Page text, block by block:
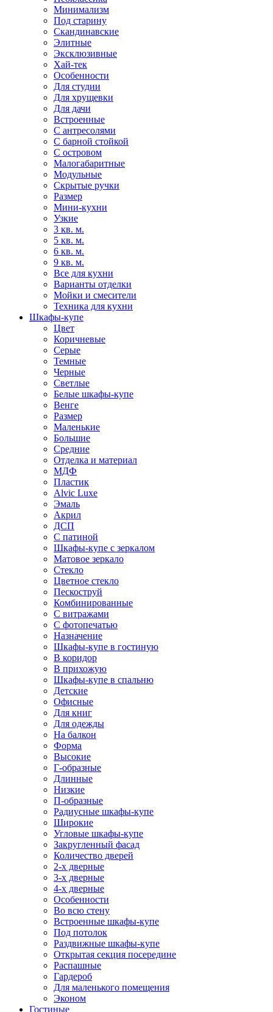
Минимализм
Под старину
Скандинавские
Элитные
Эксклюзивные
Хай-тек
Особенности
Для студии
Для хрущевки
Для дачи
Встроенные
С антресолями
С барной стойкой
С островом
Малогабаритные
Модульные
Скрытые ручки
Размер
Мини-кухни
Узкие
3 кв. м.
5 кв. м.
6 кв. м.
9 кв. м.
Все для кухни
Варианты отделки
Мойки и смесители
Техника для кухни
Шкафы-купе
Цвет
Коричневые
Серые
Темные
Черные
Светлые
Белые шкафы-купе
Венге
Размер
Маленькие
Большие
Средние
Отделка и материал
МДФ
Пластик
Alvic Luxe
Эмаль
Акрил
ДСП
С патиной
Шкафы-купе с зеркалом
Матовое зеркало
Стекло
Цветное стекло
Пескоструй
Комбинированные
С витражами
С фотопечатью
Назначение
Шкафы-купе в гостиную
В коридор
В прихожую
Шкафы-купе в спальню
Детские
Офисные
Для книг
Для одежды
На балкон
Форма
Высокие
Г-образные
Длинные
Низкие
П-образные
Радиусные шкафы-купе
Широкие
Угловые шкафы-купе
Закругленный фасад
Количество дверей
2-х дверные
3-х дверные
4-х дверные
Особенности
Во всю стену
Встроенные шкафы-купе
Под потолок
Раздвижные шкафы-купе
Открытая секция посередине
Распашные
Гардероб
Для маленького помещения
Эконом
Гостиные